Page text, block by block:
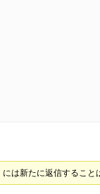
は新たに返信すること